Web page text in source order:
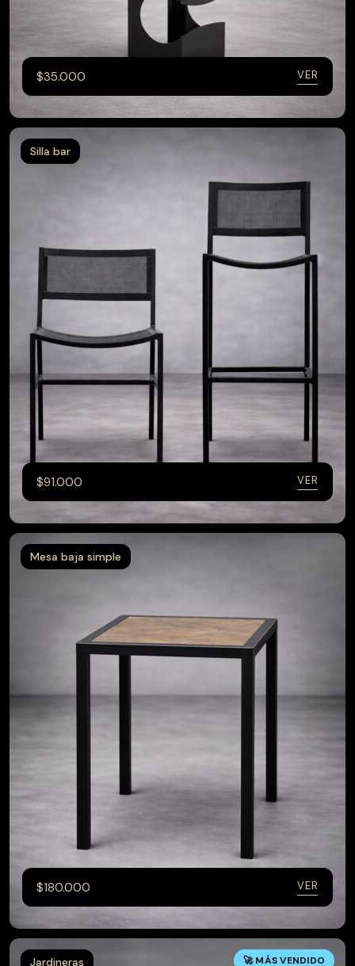
$35.000 VER
Silla bar
$91.000 VER
Mesa baja simple
$180.000 VER
Jardineras 🚀 MÁS VENDIDO